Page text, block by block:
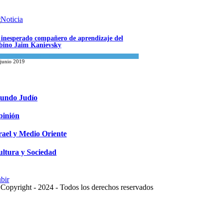
compañero de aprendizaje del
Jaim Kanievsky
2019
Judío
y Medio Oriente
y Sociedad
- 2024 - Todos los derechos reservados